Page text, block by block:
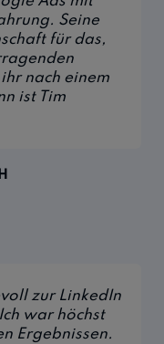
Seine
für das,
nach einem
ist Tim
zur LinkedIn
war höchst
Ergebnissen.